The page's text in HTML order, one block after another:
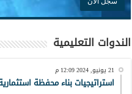
الندوات التعليمية
21 يونيو, 2024 12:09 م
استراتيجيات بناء محفظة